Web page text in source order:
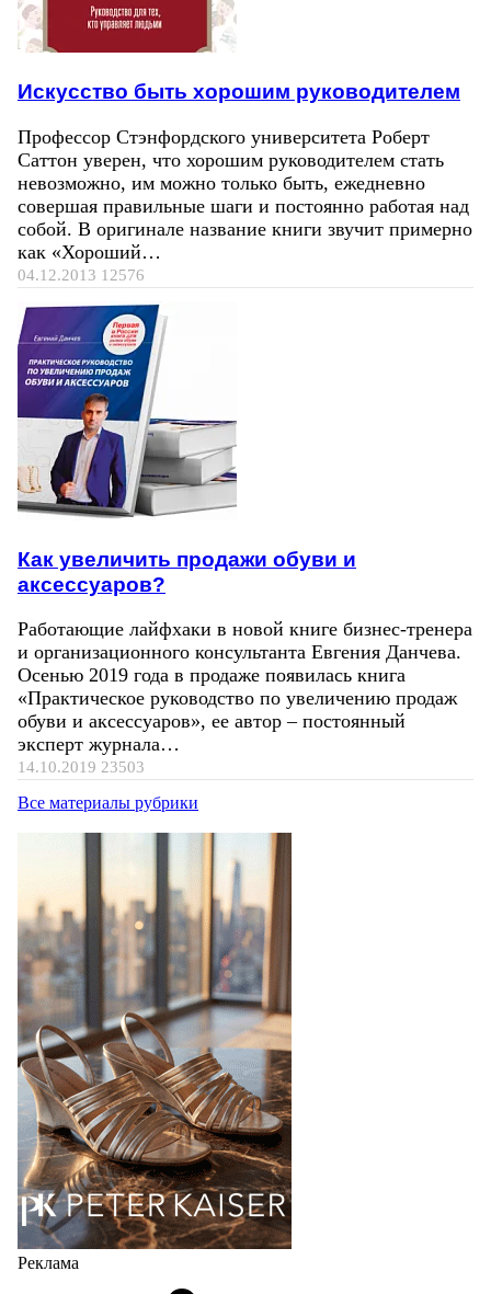
Искусство быть хорошим руководителем
Профессор Стэнфордского университета Роберт
Саттон уверен, что хорошим руководителем стать
невозможно, им можно только быть, ежедневно
совершая правильные шаги и постоянно работая над
собой. В оригинале название книги звучит примерно
как «Хороший…
04.12.2013 12576
Как увеличить продажи обуви и
аксессуаров?
Работающие лайфхаки в новой книге бизнес-тренера
и организационного консультанта Евгения Данчева.
Осенью 2019 года в продаже появилась книга
«Практическое руководство по увеличению продаж
обуви и аксессуаров», ее автор – постоянный
эксперт журнала…
14.10.2019 23503
Все материалы рубрики
Реклама